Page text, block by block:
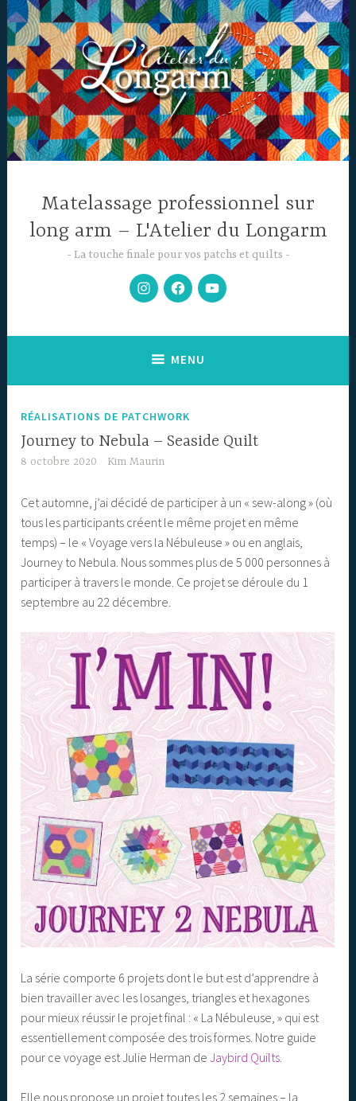
Accéder
au
contenu
principal
Matelassage professionnel sur
long arm – L'Atelier du Longarm
La touche finale pour vos patchs et quilts
Mon
Instagram
Facebook
Chaine
YouTube
MENU
RÉALISATIONS DE PATCHWORK
Journey to Nebula – Seaside Quilt
8 octobre 2020 Kim Maurin
Cet automne, j’ai décidé de participer à un « sew-along » (où
tous les participants créent le même projet en même
temps) – le « Voyage vers la Nébuleuse » ou en anglais,
Journey to Nebula. Nous sommes plus de 5 000 personnes à
participer à travers le monde. Ce projet se déroule du 1
septembre au 22 décembre.
La série comporte 6 projets dont le but est d’apprendre à
bien travailler avec les losanges, triangles et hexagones
pour mieux réussir le projet final : « La Nébuleuse, » qui est
essentiellement composée des trois formes. Notre guide
pour ce voyage est Julie Herman deJaybird Quilts
Elle nous propose un projet toutes les 2 semaines – la